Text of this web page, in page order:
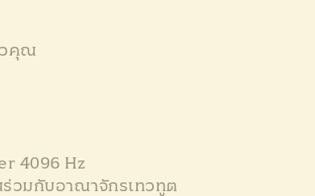
วคุณ
4096 Hz
ร่วมกับอาณาจักรเทวทูต